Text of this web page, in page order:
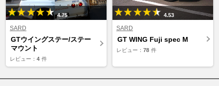
4.75
SARD
GTウイングステー/ステー
マウント
レビュー： 4 件
4.53
SARD
GT WING Fuji spec M
レビュー： 78 件